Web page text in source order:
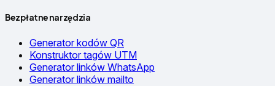
Bezpłatne narzędzia
Generator kodów QR
Konstruktor tagów UTM
Generator linków WhatsApp
Generator linków mailto